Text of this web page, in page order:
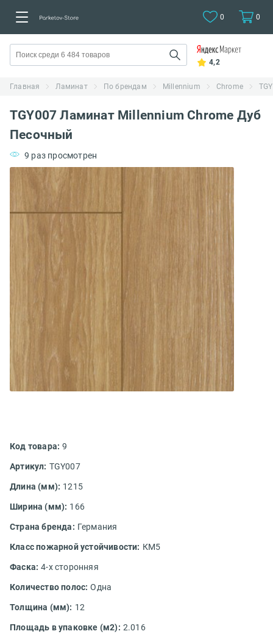
0 0
4,2
Главная Ламинат По брендам Millennium Chrome
TGY007 Ламинат Millennium Chrome Дуб
Песочный
9 раз просмотрен
Код товара: 9
Артикул: TGY007
Длина (мм): 1215
Ширина (мм): 166
Страна бренда: Германия
Класс пожарной устойчивости: КМ5
Фаска: 4-х сторонняя
Количество полос: Одна
Толщина (мм): 12
Площадь в упаковке (м2): 2.016